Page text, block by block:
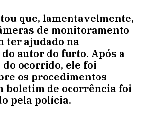
que, lamentavelmente,
de monitoramento
ter ajudado na
autor do furto. Após a
do ocorrido, ele foi
os procedimentos
boletim de ocorrência foi
pela polícia.